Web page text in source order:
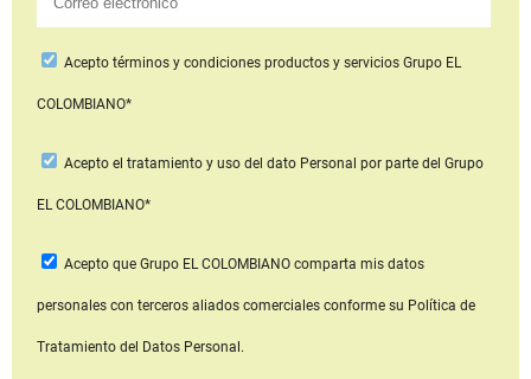
Aceptotérminos y condiciones productos y serviciosGrupo EL
COLOMBIANO*
Acepto el tratamiento y uso del dato Personal por parte del Grupo
EL COLOMBIANO*
Acepto que Grupo EL COLOMBIANOcomparta mis datos
personales con terceros aliados comerciales conforme su Política de
Tratamiento del Datos Personal.